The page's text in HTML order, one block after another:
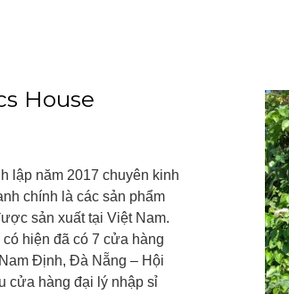
House
lập năm 2017 chuyên kinh
chính là các sản phẩm
sản xuất tại Việt Nam.
hiện đã có 7 cửa hàng
Định, Đà Nẵng – Hội
cửa hàng đại lý nhập sỉ